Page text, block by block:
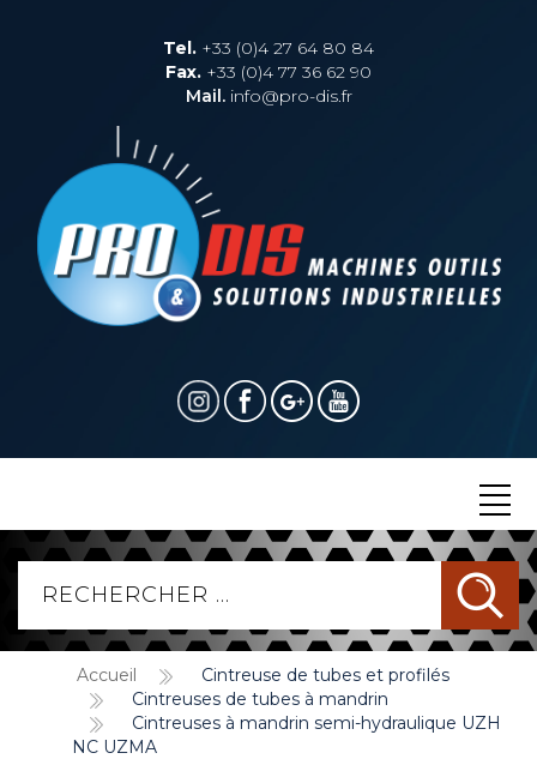
Tel. +33 (0)4 27 64 80 84
Fax. +33 (0)4 77 36 62 90
Mail.info@pro-dis.fr
Accueil
Cintreuse de tubes et profilés
Cintreuses de tubes à mandrin
Cintreuses à mandrin semi-hydraulique UZH
NC UZMA